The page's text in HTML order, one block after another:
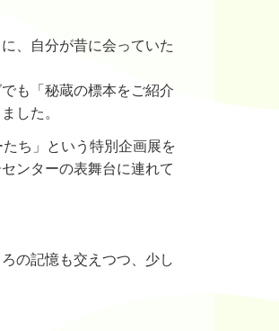
、自分が昔に会っていた
も「秘蔵の標本をご紹介
した。
ち」という特別企画展を
ンターの表舞台に連れて
の記憶も交えつつ、少し